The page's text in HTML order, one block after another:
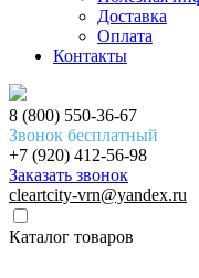
Доставка
Оплата
Контакты
8 (800) 550-36-67
Звонок бесплатный
+7 (920) 412-56-98
Заказать звонок
cleartcity-vrn@yandex.ru
Каталог товаров